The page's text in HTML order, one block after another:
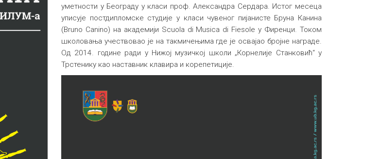
уметности у Београду у класи проф. Александра Сердара. Истог месеца
уписује постдипломске студије у класи чувеног пијанисте Бруна Канина
(Bruno Canino) на академији Scuola di Musica di Fiesole у Фиренци. Током
школовања учествовао је на такмичењима где је освајао бројне награде.
Од 2014. године ради у Нижој музичкој школи „Корнелије Станковић“ у
Трстенику као наставник клавира и корепетиције.